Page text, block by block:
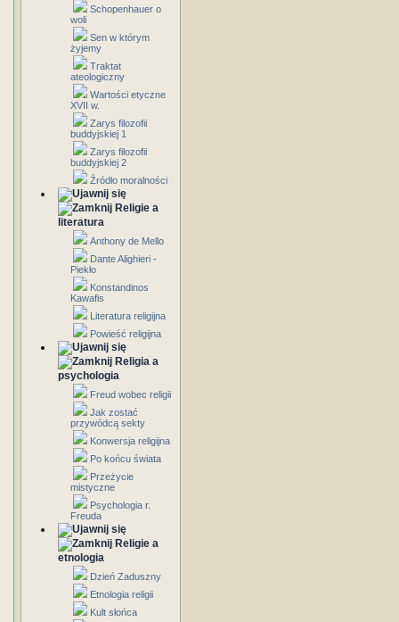
Schopenhauer o
woli
Sen w którym
żyjemy
Traktat
ateologiczny
Wartości etyczne
XVII w.
Zarys filozofii
buddyjskiej 1
Zarys filozofii
buddyjskiej 2
Źródło moralności
Religie a
literatura
Anthony de Mello
Dante Alighieri -
Piekło
Konstandinos
Kawafis
Literatura religijna
Powieść religijna
Religia a
psychologia
Freud wobec religii
Jak zostać
przywódcą sekty
Konwersja religijna
Po końcu świata
Przeżycie
mistyczne
Psychologia r.
Freuda
Religie a
etnologia
Dzień Zaduszny
Etnologia religii
Kult słońca